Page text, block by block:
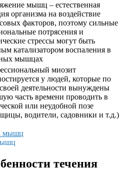
мышц – естественная
организма на воздействие
факторов, поэтому сильные
потрясения и
стрессы могут быть
катализатором воспаления в
мышцах
миозит
у людей, которые по
деятельности вынуждены
часть времени проводить в
или неудобной позе
водители, садовники и т.д.)
течения